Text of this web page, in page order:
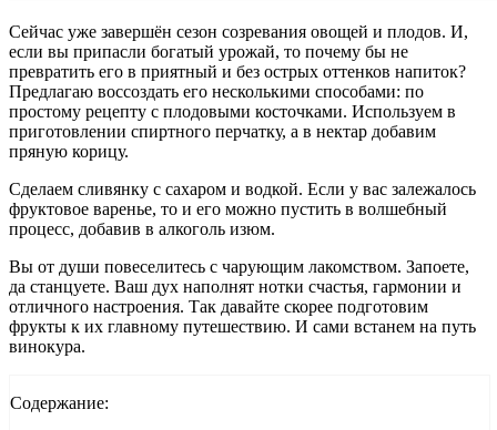
Сейчас уже завершён сезон созревания овощей и плодов. И,
если вы припасли богатый урожай, то почему бы не
превратить его в приятный и без острых оттенков напиток?
Предлагаю воссоздать его несколькими способами: по
простому рецепту с плодовыми косточками. Используем в
приготовлении спиртного перчатку, а в нектар добавим
пряную корицу.
Сделаем сливянку с сахаром и водкой. Если у вас залежалось
фруктовое варенье, то и его можно пустить в волшебный
процесс, добавив в алкоголь изюм.
Вы от души повеселитесь с чарующим лакомством. Запоете,
да станцуете. Ваш дух наполнят нотки счастья, гармонии и
отличного настроения. Так давайте скорее подготовим
фрукты к их главному путешествию. И сами встанем на путь
винокура.
Содержание: